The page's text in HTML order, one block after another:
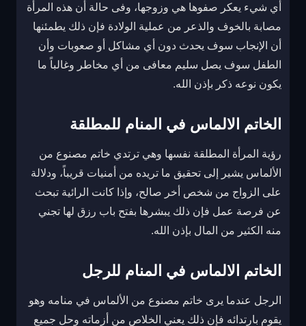
أي شيء يعكر صفوها هي وزوجها، وفى حالة أن هذه المرأة
مصابة بالخوف والذعر من عملية الولادة فإن ذلك يطمئنها
أن الإنجاب سوف يحدث دون أي مشاكل أو صعوبات وأن
الطفل سوف يصل سليم معافى من أي مخاطر وغالباً ما
يكون نوعه ذكر بإذن الله.
الخاتم الالماس في المنام للمطلقة
رؤية المرأة المطلقة نفسها وهي ترتدي خاتم مصنوع من
الألماس يشير إلى تحقيق ما تريده من أمنيات قريباً، ودلالة
على الزواج من شخص أخر صالح، وإذا كانت الرائية تبحث
عن فرصة عمل فإن ذلك يبشرها بفتح باب رزق لها تجني
منه الكثير من المال بإذن الله.
الخاتم الالماس في المنام للرجل
الرجل عندما يرى خاتم مصنوع من الألماس في منامه وهو
يقوم بارتدائه فإن ذلك يعني الخلاص من أزماته وحل جميع